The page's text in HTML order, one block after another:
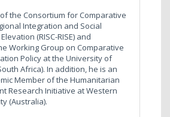
the Consortium for Comparative
Integration and Social
(RISC-RISE) and
Working Group on Comparative
Policy at the University of
Africa). In addition, he is an
Member of the Humanitarian
Research Initiative at Western
(Australia).